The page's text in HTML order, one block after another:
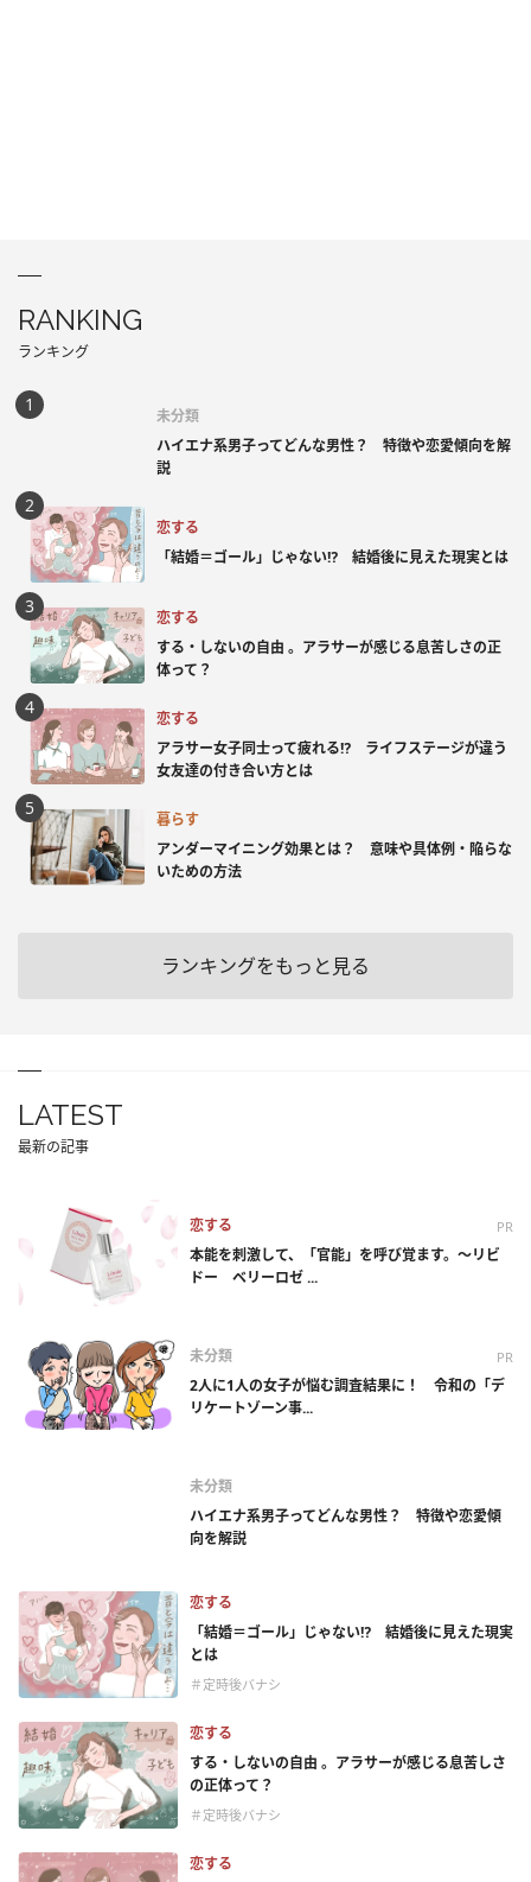
RANKING
ランキング
未分類
ハイエナ系男子ってどんな男性？ 特徴や恋愛傾向を解
説
恋する
「結婚＝ゴール」じゃない⁉ 結婚後に見えた現実とは
恋する
する・しないの自由 。アラサーが感じる息苦しさの正
体って？
恋する
アラサー女子同士って疲れる⁉ ライフステージが違う
女友達の付き合い方とは
暮らす
アンダーマイニング効果とは？ 意味や具体例・陥らな
いための方法
ランキングをもっと見る
LATEST
最新の記事
恋する PR
本能を刺激して、「官能」を呼び覚ます。～リビ
ドー ベリーロゼ ...
未分類 PR
2人に1人の女子が悩む調査結果に！ 令和の「デ
リケートゾーン事...
未分類
ハイエナ系男子ってどんな男性？ 特徴や恋愛傾
向を解説
恋する
「結婚＝ゴール」じゃない⁉ 結婚後に見えた現実
とは
＃定時後バナシ
恋する
する・しないの自由 。アラサーが感じる息苦しさ
の正体って？
＃定時後バナシ
恋する